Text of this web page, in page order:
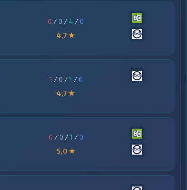
0 / 0 / 4 /0
4,7 ★
1 / 0 /1 /0
4,7 ★
0 / 0 /1 /0
5,0 ★